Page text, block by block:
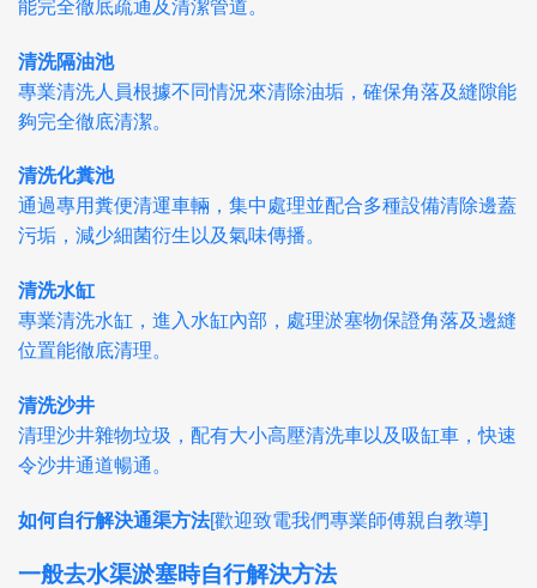
能完全徹底疏通及清潔管道。
清洗隔油池
專業清洗人員根據不同情況來清除油垢，確保角落及縫隙能
夠完全徹底清潔。
清洗化糞池
通過專用糞便清運車輛，集中處理並配合多種設備清除邊蓋
污垢，減少細菌衍生以及氣味傳播。
清洗水缸
專業清洗水缸，進入水缸內部，處理淤塞物保證角落及邊縫
位置能徹底清理。
清洗沙井
清理沙井雜物垃圾，配有大小高壓清洗車以及吸缸車，快速
令沙井通道暢通。
如何自行解決通渠方法[歡迎致電我們專業師傅親自教導]
一般去水渠淤塞時自行解決方法